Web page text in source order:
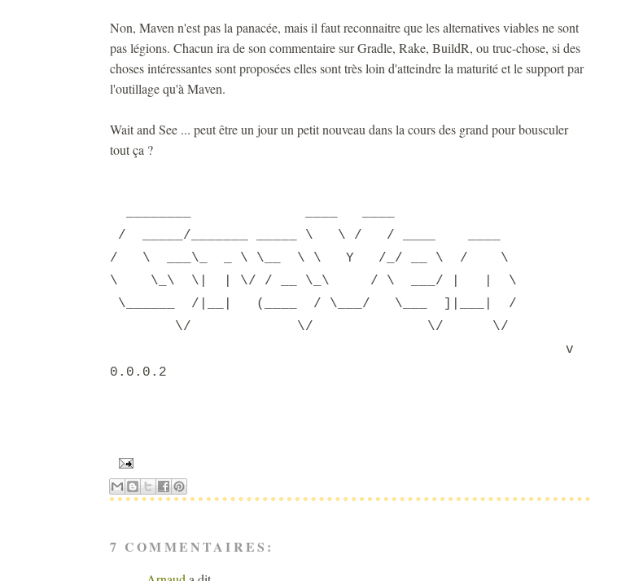
Non, Maven n'est pas la panacée, mais il faut reconnaitre que les alternatives viables ne sont
pas légions. Chacun ira de son commentaire sur Gradle, Rake, BuildR, ou truc-chose, si des
choses intéressantes sont proposées elles sont très loin d'atteindre la maturité et le support par
l'outillage qu'à Maven.
Wait and See ... peut être un jour un petit nouveau dans la cours des grand pour bousculer
tout ça ?
/ _____/_______ _____ \ \ / / ____ ____
/ \ ___\_ _ \ \__ \ \ Y /_/ __ \ / \
\ \_\ \| | \/ / __ \_\ / \ ___/ | | \
\______ /|__| (____ / \___/ \___ ]|___| /
\/ \/ \/ \/
v
0.0.0.2
7 COMMENTAIRES: